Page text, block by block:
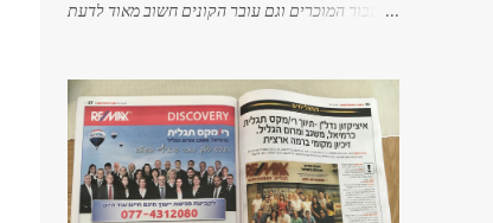
עבור המוכרים וגם עובר הקונים חשוב מאוד לדעת
רשומים במנהל ובחברה משכנת, תהליך רישום זה
לוקח זמן והחברה המשכנת אחראית על הרישום.
משכנתאות ניתנות גם לדירות שלא רשומות עדיין
בטאבו (ההתייחסות הינה לעיר כרמיאל). מה אפשר
לדעת מנסח טאבו: *גודל נטו של הבית *הצמדות